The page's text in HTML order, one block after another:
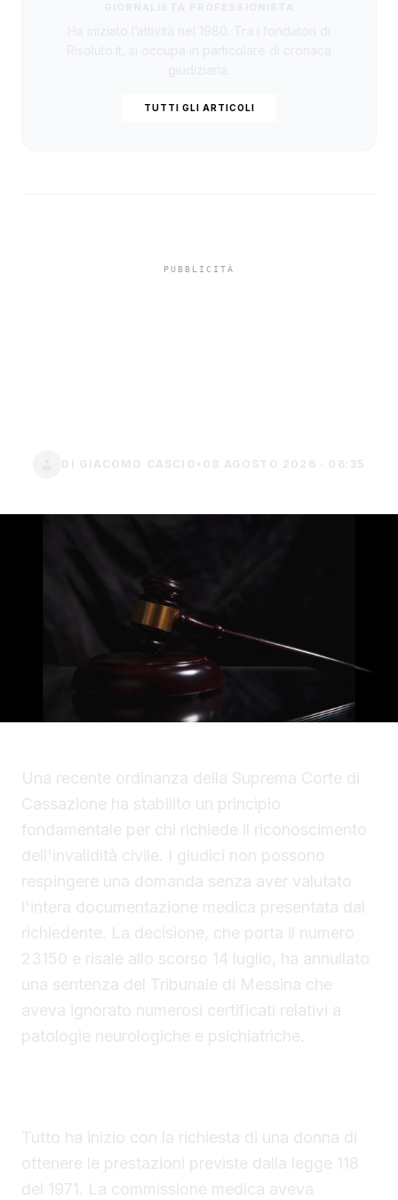
TUTTI GLI ARTICOLI
DI GIACOMO CASCIO • 08 AGOSTO 2026 · 06:35
Una recente ordinanza della Suprema Corte di
Cassazione ha stabilito un principio
fondamentale per chi richiede il riconoscimento
dell'invalidità civile. I giudici non possono
respingere una domanda senza aver valutato
l'intera documentazione medica presentata dal
richiedente. La decisione, che porta il numero
23150 e risale allo scorso 14 luglio, ha annullato
una sentenza del Tribunale di Messina che
aveva ignorato numerosi certificati relativi a
patologie neurologiche e psichiatriche.
Tutto ha inizio con la richiesta di una donna di
ottenere le prestazioni previste dalla legge 118
del 1971. La commissione medica aveva